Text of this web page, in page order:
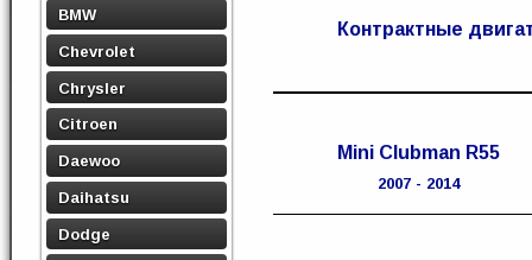
BMW
Chevrolet
Chrysler
Citroen
Daewoo
Daihatsu
Dodge
Контрактные
Mini Clubman R55
2007 - 2014